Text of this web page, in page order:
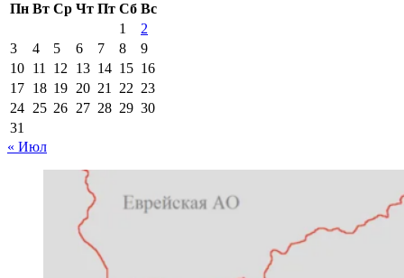
Пн Вт Ср Чт Пт Сб Вс
1
2
3
4 5 6 7 8
9
10 11 12 13 14 15 16
17 18 19 20 21 22 23
24 25 26 27 28 29 30
31
« Июл